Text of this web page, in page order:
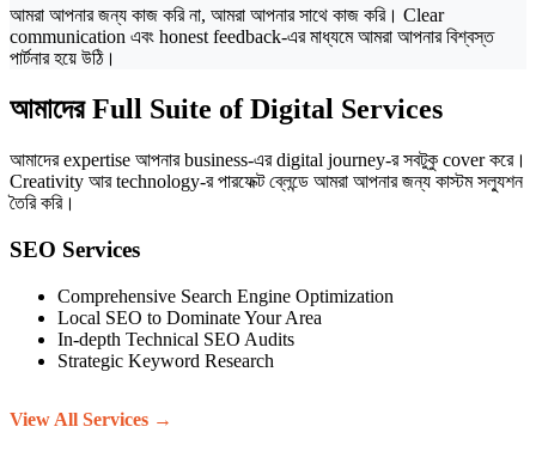
আমরা আপনার জন্য কাজ করি না, আমরা আপনার সাথে কাজ করি। Clear
communication এবং honest feedback-এর মাধ্যমে আমরা আপনার বিশ্বস্ত
পার্টনার হয়ে উঠি।
আমাদের Full Suite of Digital Services
আমাদের expertise আপনার business-এর digital journey-র সবটুকু cover করে।
Creativity আর technology-র পারফেক্ট ব্লেন্ডে আমরা আপনার জন্য কাস্টম সল্যুশন
তৈরি করি।
SEO Services
Comprehensive Search Engine Optimization
Local SEO to Dominate Your Area
In-depth Technical SEO Audits
Strategic Keyword Research
View All Services →